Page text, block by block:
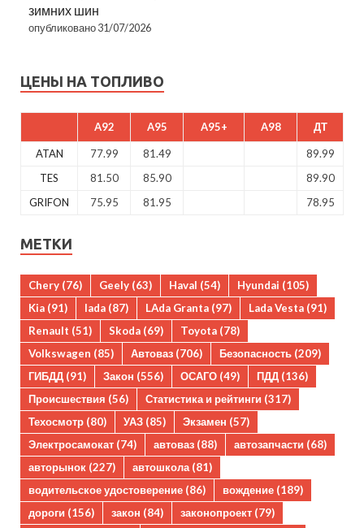
зимних шин
опубликовано 31/07/2026
ЦЕНЫ НА ТОПЛИВО
A92 A95 A95+ A98 ДТ
ATAN 77.99 81.49
89.99
TES
81.50 85.90
89.90
GRIFON
75.95 81.95 78.95
МЕТКИ
Chery (76) Geely (63) Haval (54) Hyundai (105)
Kia (91) lada (87) LAda Granta (97) Lada Vesta (91)
Renault (51) Skoda (69) Toyota (78)
Volkswagen (85) Автоваз (706) Безопасность (209)
ГИБДД (91) Закон (556) ОСАГО (49) ПДД (136)
Происшествия (56) Статистика и рейтинги (317)
Техосмотр (80) УАЗ (85) Экзамен (57)
Электросамокат (74) автоваз (88) автозапчасти (68)
авторынок (227) автошкола(81)
водительское удостоверение (86) вождение (189)
дороги (156) закон (84) законопроект (79)